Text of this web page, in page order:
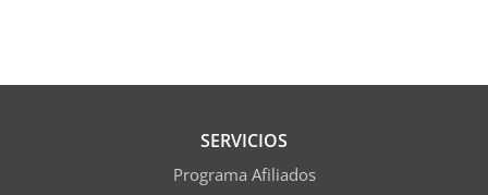
SERVICIOS
Programa Afiliados